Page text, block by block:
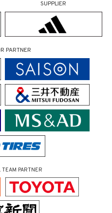
SUPPLIER
PARTNER
PARTNER